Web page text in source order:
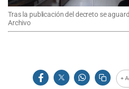
Tras la publicación del decreto se
Archivo
+